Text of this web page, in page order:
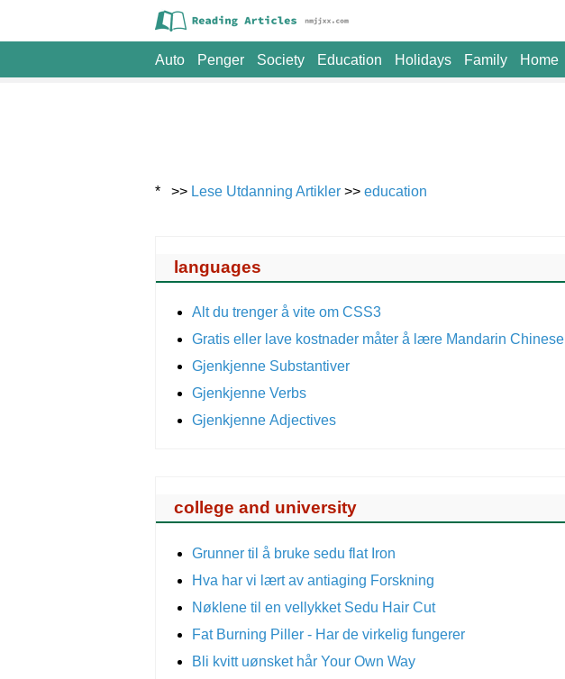
Auto Penger Society Education Holidays Family Home
* >> Lese Utdanning Artikler >> education
languages
Alt du trenger å vite om CSS3
Gratis eller lave kostnader måter å lære Mandarin Chinese
Gjenkjenne Substantiver
Gjenkjenne Verbs
Gjenkjenne Adjectives
college and university
Grunner til å bruke sedu flat Iron
Hva har vi lært av antiaging Forskning
Nøklene til en vellykket Sedu Hair Cut
Fat Burning Piller - Har de virkelig fungerer
Bli kvitt uønsket hår Your Own Way